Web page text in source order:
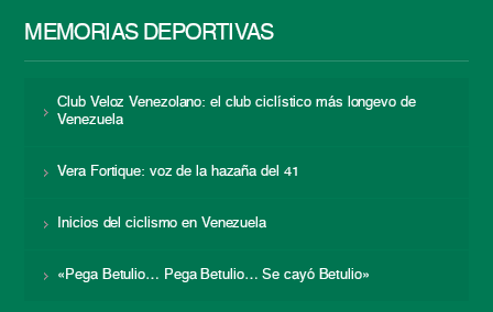
MEMORIAS DEPORTIVAS
Club Veloz Venezolano: el club ciclístico más longevo de
Venezuela
Vera Fortique: voz de la hazaña del 41
Inicios del ciclismo en Venezuela
«Pega Betulio… Pega Betulio… Se cayó Betulio»